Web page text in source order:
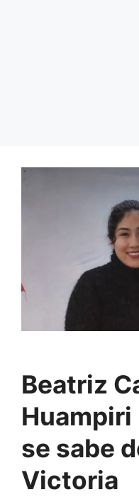
Beatriz
Huampiri
se sabe
Victoria